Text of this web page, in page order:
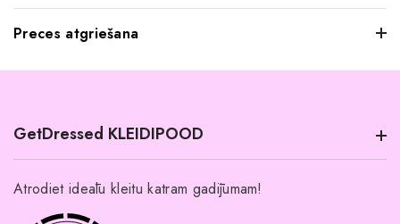
Preces atgriešana
atgriezt mums visus produktus, kurus nevēlaties paturēt.
Produktiem jābūt nelietotiem un nemazgātiem.
GetDressed KLEIDIPOOD
Atrodiet ideālu kleitu katram gadījumam!